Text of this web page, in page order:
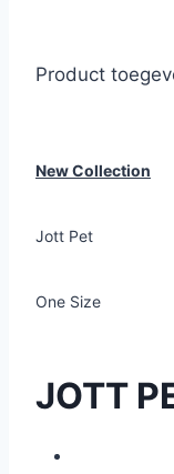
Product
New Collection
Jott Pet
One Size
JOTT